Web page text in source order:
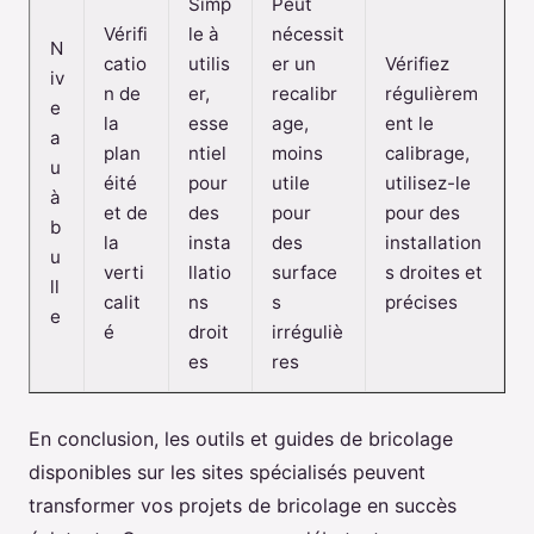
N
iv
e
a
u
à
b
u
ll
e
Vérifi
catio
n de
la
plan
éité
et de
la
verti
calit
é
Simp
le à
utilis
er,
esse
ntiel
pour
des
insta
llatio
ns
droit
es
Peut
nécessit
er un
recalibr
age,
moins
utile
pour
des
surface
s
irréguliè
res
Vérifiez
régulièrem
ent le
calibrage,
utilisez-le
pour des
installation
s droites et
précises
En conclusion, les outils et guides de bricolage
disponibles sur les sites spécialisés peuvent
transformer vos projets de bricolage en succès